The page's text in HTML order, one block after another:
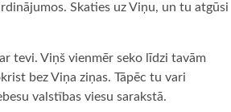
Skaties uz Viņu, un tu atgūsi
tevi. Viņš vienmēr seko līdzi tavām
bez Viņa ziņas. Tāpēc tu vari
valstības viesu sarakstā.